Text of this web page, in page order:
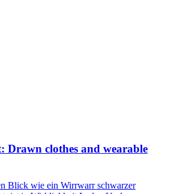
Drawn clothes and wearable
Blick wie ein Wirrwarr schwarzer